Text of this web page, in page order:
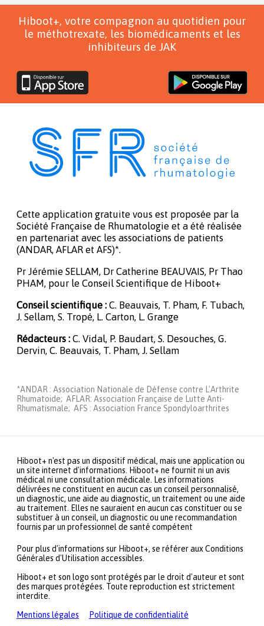
Hiboot+, votre compagnon au quotidien pour
le méthotrexate, les biomédicaments et les
inhibiteurs de JAK
Cette application gratuite vous est proposée par la
Société Française de Rhumatologie et a été réalisée
en partenariat avec les associations de patients
(ANDAR, AFLAR et AFS)*.
Pr Jérémie SELLAM, Dr Catherine BEAUVAIS, Pr Thao
PHAM, pour le Conseil Scientifique de Hiboot+
Conseil scientifique : C. Beauvais, T. Pham, F. Tubach,
J. Sellam, S. Tropé, L. Carton, L. Grange
Rédacteurs : C. Vidal, P. Baudart, S. Desouches, G.
Dervin, C. Beauvais, T. Pham, J. Sellam
*ANDAR : Association Nationale de Défense contre L'Arthrite
Rhumatoide; AFLAR: Association Française de Lutte Anti-
Rhumatismale; AFS : Association France Spondyloarthrites
Hiboot+ n'est pas un dispositif médical, mais une application ou
un site internet d'informations. Hiboot+ ne fournit ni un avis
médical ni une consultation médicale. Les informations
délivrées ne constituent en aucun cas un conseil personnalisé,
un diagnostic, une aide au diagnostic, un traitement ou une aide
au traitement. Elles ne sauraient en aucun cas constituer ou se
substituer à un conseil, un diagnostic ou une recommandation
fournis par un professionnel de santé compétent
Pour plus d'informations sur Hiboot+, se référer aux Conditions
Générales d'Utilisation accessibles.
Hiboot+ et son logo sont protégés par le droit d'auteur et sont
des marques protégées. Toute reproduction est strictement
interdite.
Mentions légales
Politique de confidentialité